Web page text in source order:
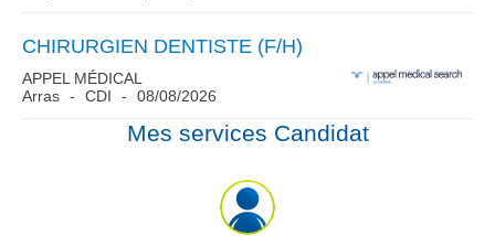
CHIRURGIEN DENTISTE (F/H)
APPEL MÉDICAL
Arras
CDI 08/08/2026
Mes services Candidat